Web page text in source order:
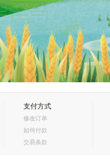
支付方式
修改订单
如何付款
交易条款